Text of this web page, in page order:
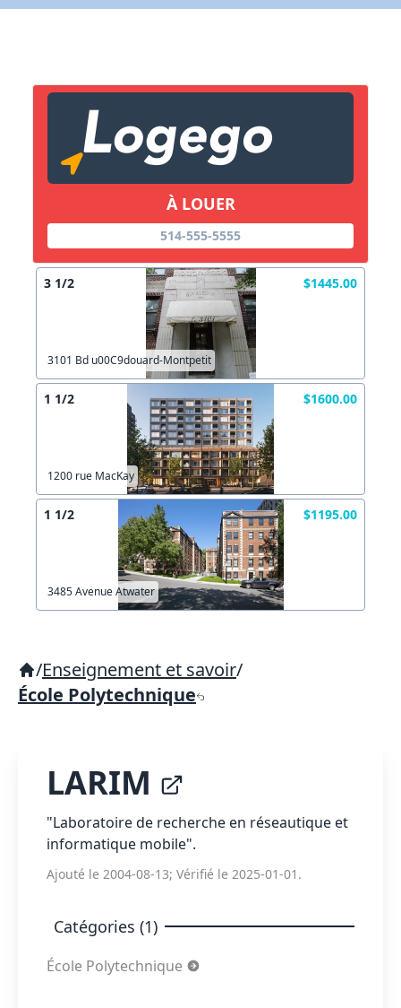
À LOUER
514-555-5555
3 1/2 $1445.00
3101 Bd u00C9douard-Montpetit
1 1/2 $1600.00
1200 rue MacKay
1 1/2 $1195.00
3485 Avenue Atwater
/Enseignement et savoir/
École Polytechnique
LARIM
"Laboratoire de recherche en réseautique et
informatique mobile".
Ajouté le 2004-08-13; Vérifié le 2025-01-01.
Catégories (1)
École Polytechnique
Copier lien